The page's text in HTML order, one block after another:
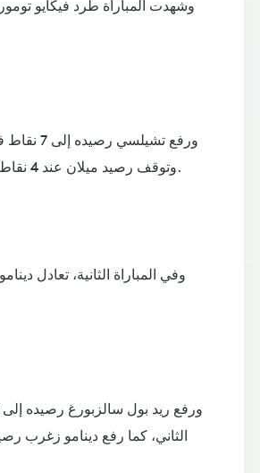
وشهدت المباراة طرد فيكايو
ورفع
وتوقف رصيد ميلان عند 4 نقاط في المركز الثالث.
وفي المباراة الثانية، تعادل